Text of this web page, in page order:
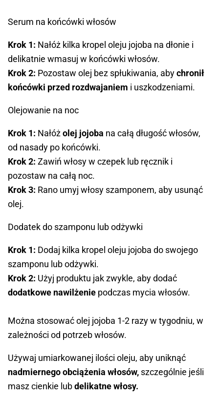
Serum na końcówki włosów
Krok 1: Nałóż kilka kropel oleju jojoba na dłonie i
delikatnie wmasuj w końcówki włosów.
Krok 2: Pozostaw olej bez spłukiwania, abychronił
końcówki przed rozdwajaniem i uszkodzeniami.
Olejowanie na noc
Krok 1: Nałóżolej jojoba na całą długość włosów,
od nasady po końcówki.
Krok 2: Zawiń włosy w czepek lub ręcznik i
pozostaw na całą noc.
Krok 3: Rano umyj włosy szamponem, aby usunąć
olej.
Dodatek do szamponu lub odżywki
Krok 1: Dodaj kilka kropel oleju jojoba do swojego
szamponu lub odżywki.
Krok 2: Użyj produktu jak zwykle, aby dodać
dodatkowe nawilżenie podczas mycia włosów.
Można stosować olej jojoba 1-2 razy w tygodniu, w
zależności od potrzeb włosów.
Używaj umiarkowanej ilości oleju, aby uniknąć
nadmiernego obciążenia włosów, szczególnie jeśli
masz cienkie lubdelikatne włosy.